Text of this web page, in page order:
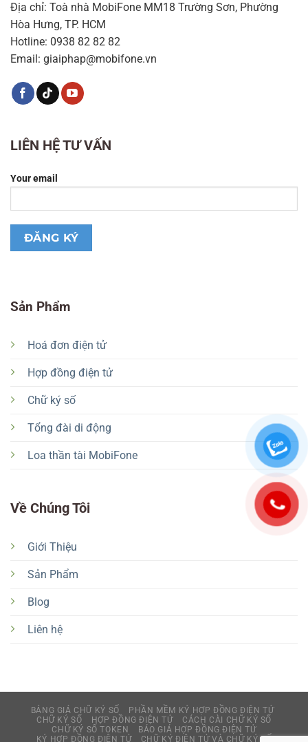
Địa chỉ: Toà nhà MobiFone MM18 Trường Sơn, Phường
Hòa Hưng, TP. HCM
Hotline: 0938 82 82 82
Email: giaiphap@mobifone.vn
Sản Phẩm
Hoá đơn điện tử
Hợp đồng điện tử
Chữ ký số
Tổng đài di động
Loa thần tài MobiFone
Về Chúng Tôi
Giới Thiệu
Sản Phẩm
Blog
Liên hệ
LIÊN HỆ TƯ VẤN
Your email
BẢNG GIÁ CHỮ KÝ SỐ
PHẦN MỀM KÝ HỢP ĐỒNG ĐIỆN TỬ
CHỮ KÝ SỐ
HỢP ĐỒNG ĐIỆN TỬ
CÁCH CÀI CHỮ KÝ SỐ
CHỮ KÝ SỐ TOKEN
BÁO GIÁ HỢP ĐỒNG ĐIỆN TỬ
KÝ HỢP ĐỒNG ĐIỆN TỬ
CHỮ KÝ ĐIỆN TỬ VÀ CHỮ KÝ SỐ